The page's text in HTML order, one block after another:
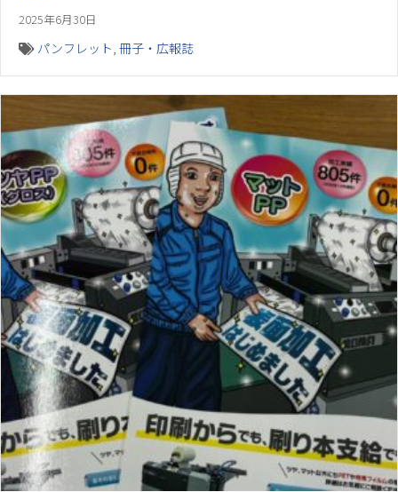
2025年6月30日
パンフレット 冊子・広報誌